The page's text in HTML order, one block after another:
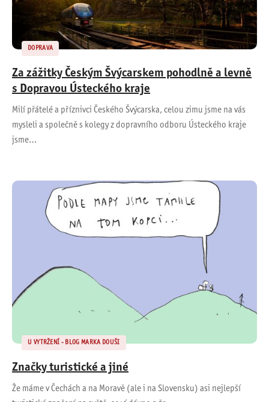
DOPRAVA
Za zážitky Českým Švýcarskem pohodlně a levně
s Dopravou Ústeckého kraje
Milí přátelé a příznivci Českého Švýcarska, celou zimu jsme na vás
mysleli a společně s kolegy z dopravního odboru Ústeckého kraje
jsme…
U VYTRŽENÍ - BLOG MARKA DOUŠI
Značky turistické a jiné
Že máme v Čechách a na Moravě (ale i na Slovensku) asi nejlepší